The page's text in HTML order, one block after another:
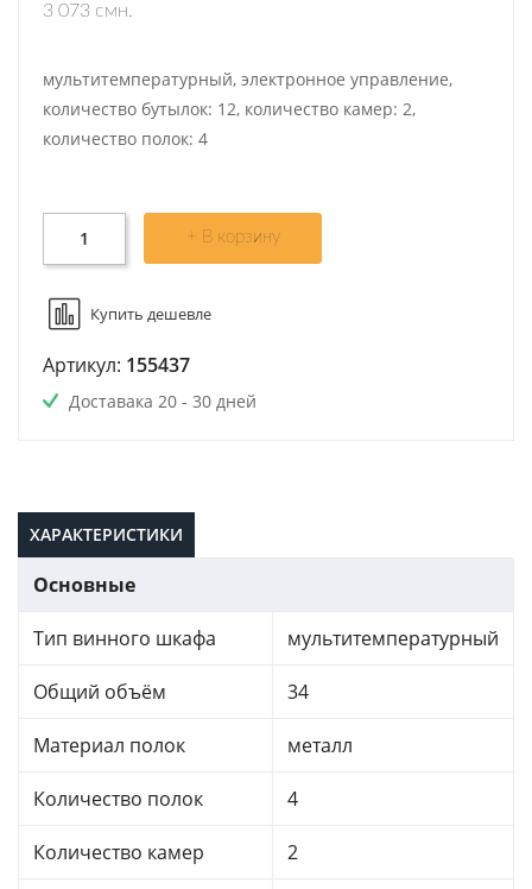
3 073 смн.
мультитемпературный, электронное управление,
количество бутылок: 12, количество камер: 2,
количество полок: 4
+ В корзину
Купить дешевле
Артикул: 155437
Доставака 20 - 30 дней
ХАРАКТЕРИСТИКИ
Основные
Тип винного шкафа мультитемпературный
Общий объём 34
Материал полок металл
Количество полок 4
Количество камер 2